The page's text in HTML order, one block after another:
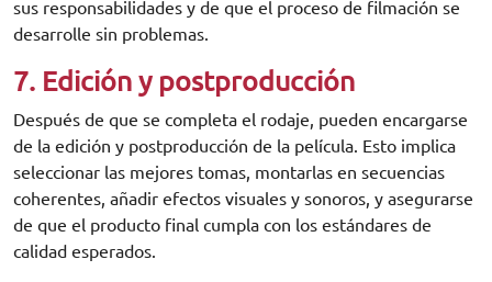
sus responsabilidades y de que el proceso de filmación se
desarrolle sin problemas.
7. Edición y postproducción
Después de que se completa el rodaje, pueden encargarse
de la edición y postproducción de la película. Esto implica
seleccionar las mejores tomas, montarlas en secuencias
coherentes, añadir efectos visuales y sonoros, y asegurarse
de que el producto final cumpla con los estándares de
calidad esperados.